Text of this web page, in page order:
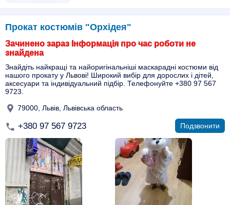
Прокат костюмів "Орхідея"
Зачинено зараз Інформація про час роботи не
знайдена
Знайдіть найкращі та найоригінальніші маскарадні костюми від
нашого прокату у Львові! Широкий вибір для дорослих і дітей,
аксесуари та індивідуальний підбір. Телефонуйте +380 97 567
9723.
79000, Львів, Львівська область
+380 97 567 9723 Подзвонити